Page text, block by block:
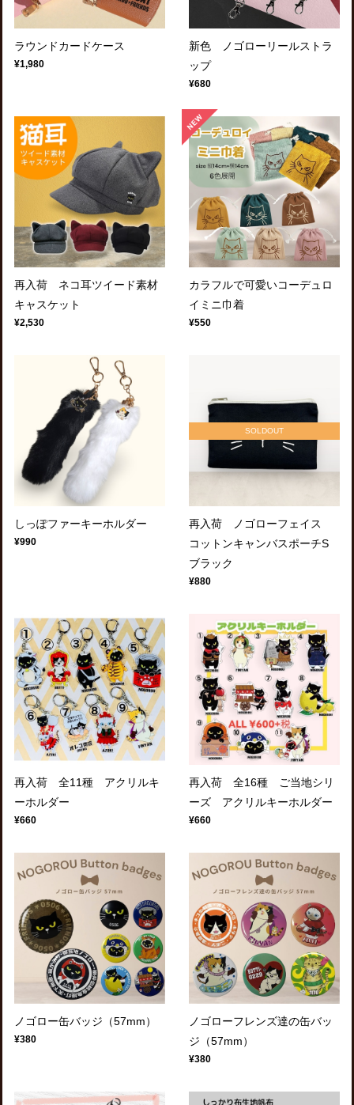
ラウンドカードケース
¥1,980
新色 ノゴローリールストラ
ップ
¥680
再入荷 ネコ耳ツイード素材
キャスケット
¥2,530
カラフルで可愛いコーデュロ
イミニ巾着
¥550
しっぽファーキーホルダー
¥990
SOLDOUT
再入荷 ノゴローフェイス
コットンキャンバスポーチS
ブラック
¥880
再入荷 全11種 アクリルキ
ーホルダー
¥660
再入荷 全16種 ご当地シリ
ーズ アクリルキーホルダー
¥660
ノゴロー缶バッジ（57mm）
¥380
ノゴローフレンズ達の缶バッ
ジ（57mm）
¥380